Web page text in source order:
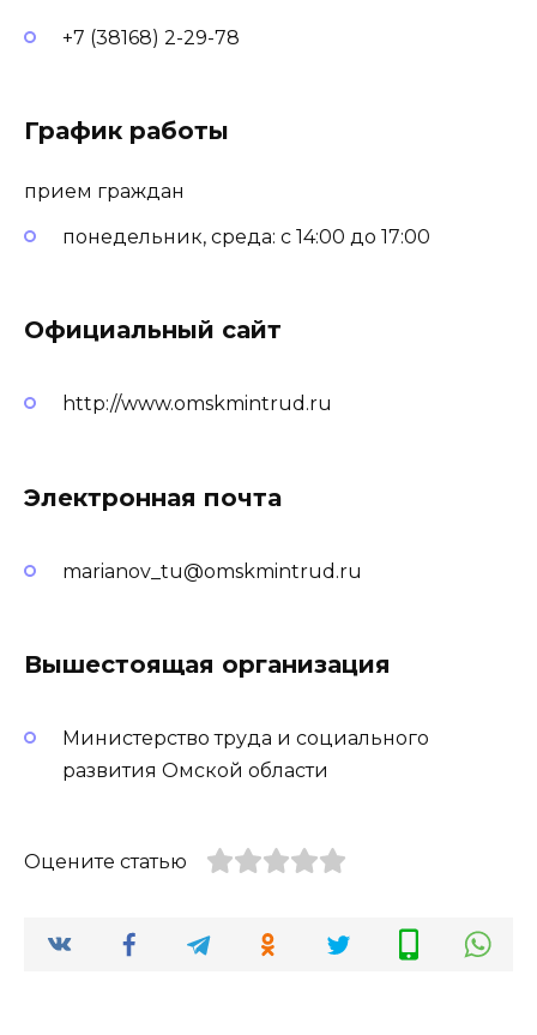
+7 (38168) 2-29-78
График работы
прием граждан
понедельник, среда: с 14:00 до 17:00
Официальный сайт
http://www.omskmintrud.ru
Электронная почта
marianov_tu@omskmintrud.ru
Вышестоящая организация
Министерство труда и социального
развития Омской области
Оцените статью